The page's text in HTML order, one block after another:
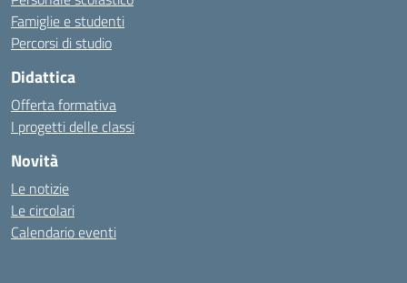
Famiglie e studenti
Percorsi di studio
Didattica
Offerta formativa
I progetti delle classi
Novità
Le notizie
Le circolari
Calendario eventi